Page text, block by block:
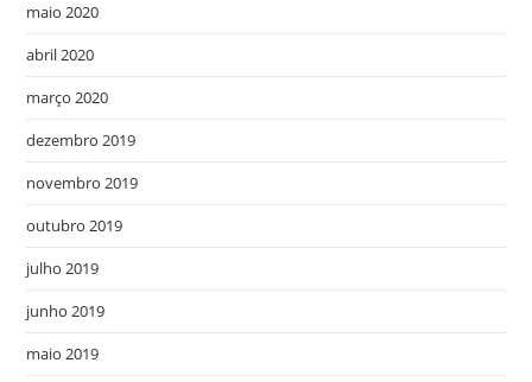
maio 2020
abril 2020
março 2020
dezembro 2019
novembro 2019
outubro 2019
julho 2019
junho 2019
maio 2019